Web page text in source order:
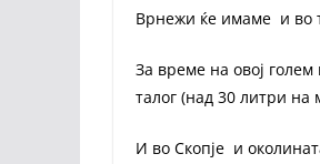
Врнежи ќе имаме и во
За време на овој
талог (над 30 литри на
И во Скопје и